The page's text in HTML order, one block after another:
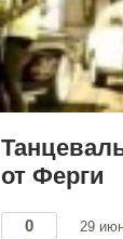
от Ферги
0 29